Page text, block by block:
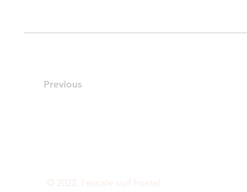
Previous
© 2022, l'escale surf hostel